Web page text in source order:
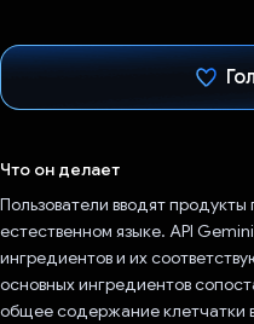
Что он делает
Пользователи вводят
естественном языке. API
ингредиентов и их
основных ингредиентов
общее содержание